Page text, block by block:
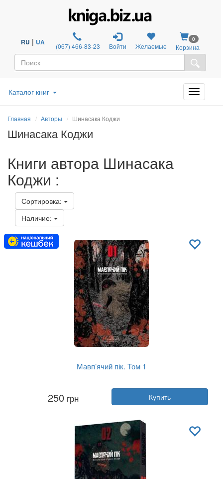
RU | UA (067) 466-83-23 Войти Желаемые
0
Корзина
Каталог книг
Главная Авторы Шинасака Коджи
Шинасака Коджи
Книги автора Шинасака
Коджи :
Сортировка:
Наличие:
Мавп’ячий пік. Том 1
Шинасака Коджи
VARVAR publishing
Язык:Украинский
250 грн Купить